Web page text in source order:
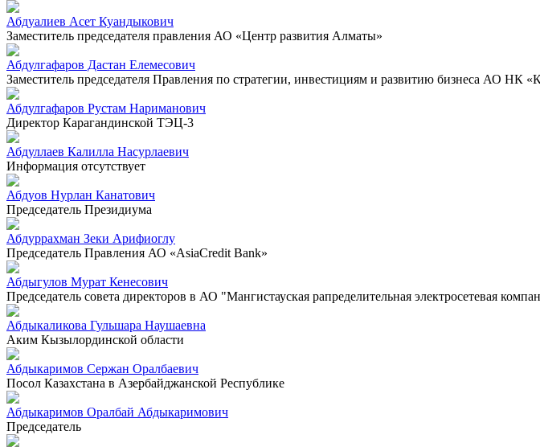
Абдуалиев Асет Куандыкович
Заместитель председателя правления АО «Центр развития Алматы»
Абдулгафаров Дастан Елемесович
Заместитель председателя Правления по стратегии, инвестициям и развитию бизнеса АО НК
Абдулгафаров Рустам Нариманович
Директор Карагандинской ТЭЦ-3
Абдуллаев Калилла Насурлаевич
Информация отсутствует
Абдуов Нурлан Канатович
Председатель Президиума
Абдуррахман Зеки Арифиоглу
Председатель Правления АО «AsiaCredit Bank»
Абдыгулов Мурат Кенесович
Председатель совета директоров в АО "Мангистауская рапределительная электросетевая
Абдыкаликова Гульшара Наушаевна
Аким Кызылординской области
Абдыкаримов Сержан Оралбаевич
Посол Казахстана в Азербайджанской Республике
Абдыкаримов Оралбай Абдыкаримович
Председатель